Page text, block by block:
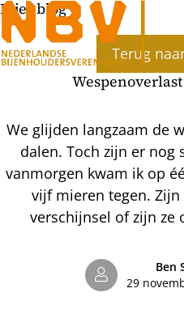
Bijenblog
Terug
We glijden langzaam de
dalen. Toch zijn er nog
vanmorgen kwam ik op
vijf mieren tegen.
verschijnsel of zijn ze
Ben
29